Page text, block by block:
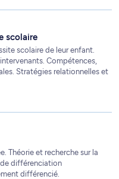
scolaire
scolaire de leur enfant.
Compétences,
Stratégies relationnelles et
Théorie et recherche sur la
différenciation
différencié.